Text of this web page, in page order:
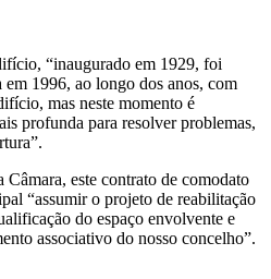
“inaugurado em 1929, foi
1996, ao longo dos anos, com
mas neste momento é
profunda para resolver problemas,
este contrato de comodato
“assumir o projeto de reabilitação
do espaço envolvente e
associativo do nosso concelho”.